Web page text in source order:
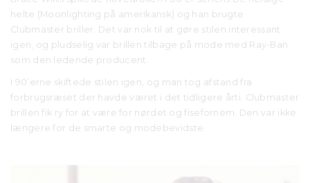
helte (Moonlighting på amerikansk) og han brugte
Clubmaster briller. Det var nok til at gøre stilen interessant
igen, og pludselig var brillen tilbage på mode med Ray-Ban
som den ledende producent.
I 90’erne skiftede stilen igen, og man tog afstand fra
forbrugsræset der havde været i det tidligere årti. Clubmaster
brillen fik ry for at være for nørdet og fisefornem. Den var ikke
længere for de smarte og modebevidste.